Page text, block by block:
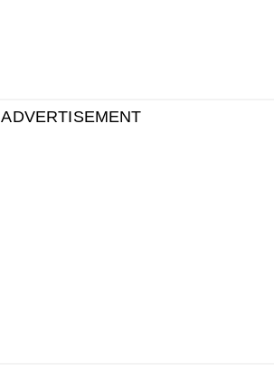
ADVERTISEMENT